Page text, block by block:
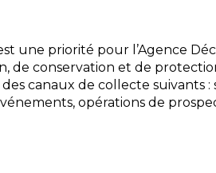
une priorité pour l’Agence
de conservation et de
des canaux de collecte
opérations de